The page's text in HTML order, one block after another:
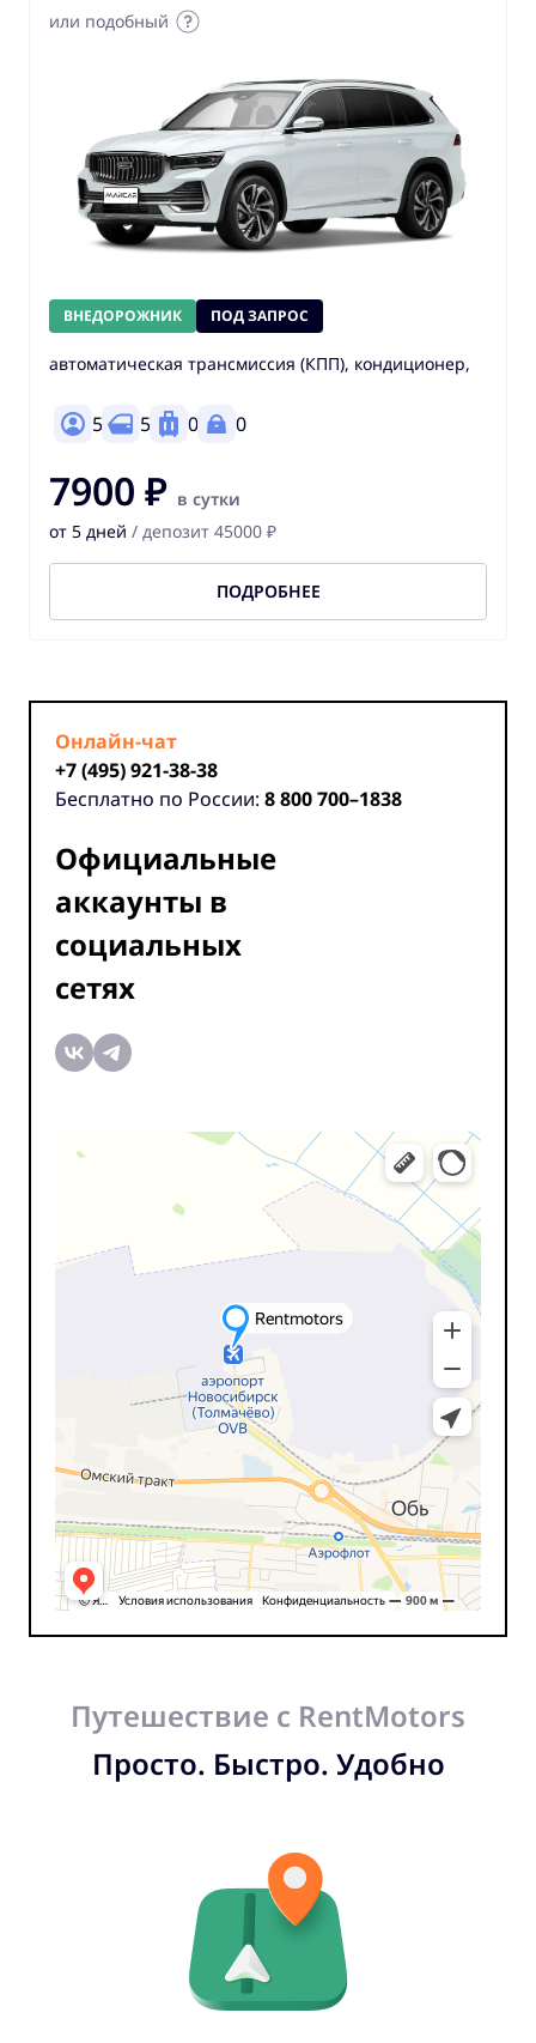
или подобный
ВНЕДОРОЖНИК ПОД ЗАПРОС
автоматическая трансмиссия (КПП), кондиционер,
5 5 0 0
7900 ₽ в сутки
от 5 дней / депозит 45000 ₽
ПОДРОБНЕЕ
Онлайн-чат
+7 (495) 921-38-38
Бесплатно по России: 8 800 700–1838
Официальные
аккаунты в
социальных
сетях
Прокат автомобилей в Москве и Московской области
Путешествие с RentMotors
Просто. Быстро. Удобно